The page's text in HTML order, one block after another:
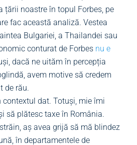
țării noastre în topul Forbes, pe
fac această analiză. Vestea
Bulgariei, a Thailandei sau
conturat de Forbes nu e
dacă ne uităm în percepția
avem motive să credem
de rău.
contextul dat. Totuși, mie îmi
să plătesc taxe în România.
aș avea grijă să mă blindez
în departamentele de